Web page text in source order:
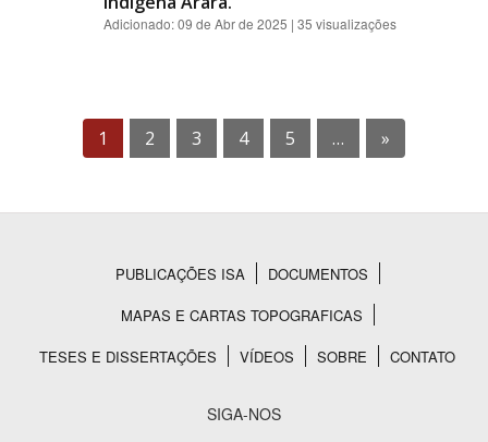
Adicionado:09 de Abr de 2025 | 35 visualizações
1 2 3 4 5 … »
Rodapé
PUBLICAÇÕES ISA
DOCUMENTOS
MAPAS E CARTAS TOPOGRAFICAS
TESES E DISSERTAÇÕES
VÍDEOS SOBRE CONTATO
SIGA-NOS